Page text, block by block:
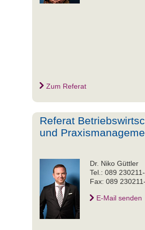
Zum Referat
Referat
und
Dr. Niko Güttler
Tel.: 089
Fax: 089
E-Mail senden